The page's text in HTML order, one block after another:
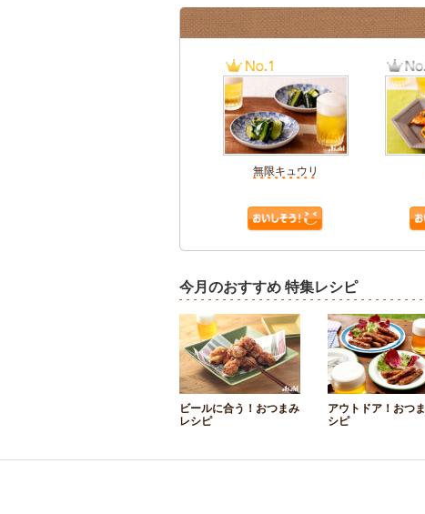
無限キュウリ
今月のおすすめ 特集レシピ
ビールに合う！おつまみ
レシピ
アウトドア！おつ
シピ